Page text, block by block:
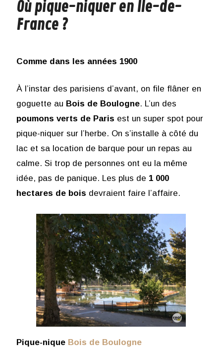
Où pique-niquer en Île-de-
France ?
Comme dans les années 1900
À l’instar des parisiens d’avant, on file flâner en
goguette au Bois de Boulogne. L’un des
poumons verts de Paris est un super spot pour
pique-niquer sur l’herbe. On s’installe à côté du
lac et sa location de barque pour un repas au
calme. Si trop de personnes ont eu la même
idée, pas de panique. Les plus de 1 000
hectares de bois devraient faire l’affaire.
Pique-nique Bois de Boulogne